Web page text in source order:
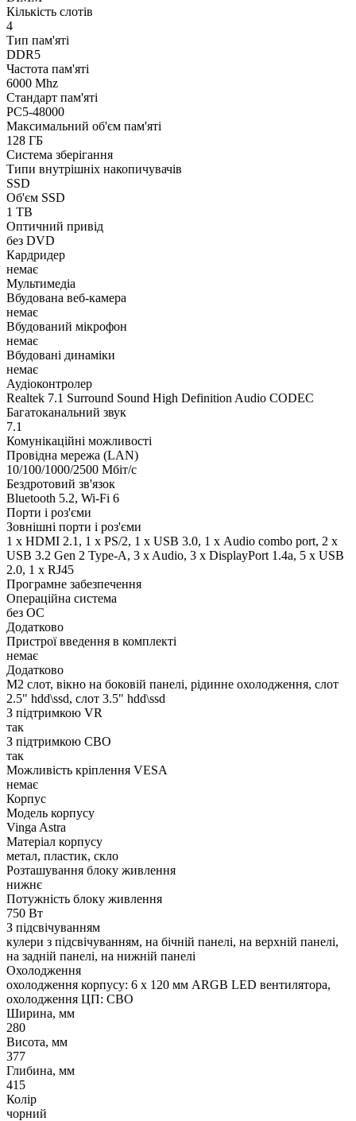
Кількість слотів
4
Тип пам'яті
DDR5
Частота пам'яті
6000 Mhz
Стандарт пам'яті
PC5-48000
Максимальний об'єм пам'яті
128 ГБ
Система зберігання
Типи внутрішніх накопичувачів
SSD
Об'єм SSD
1 TB
Оптичний привід
без DVD
Кардридер
немає
Мультимедіа
Вбудована веб-камера
немає
Вбудований мікрофон
немає
Вбудовані динаміки
немає
Аудіоконтролер
Realtek 7.1 Surround Sound High Definition Audio CODEC
Багатоканальний звук
7.1
Комунікаційні можливості
Провідна мережа (LAN)
10/100/1000/2500 Мбіт/с
Бездротовий зв'язок
Bluetooth 5.2, Wi-Fi 6
Порти і роз'єми
Зовнішні порти і роз'єми
1 x HDMI 2.1, 1 x PS/2, 1 x USB 3.0, 1 х Audio combo port, 2 x
USB 3.2 Gen 2 Type-A, 3 x Audio, 3 x DisplayPort 1.4a, 5 x USB
2.0, 1 x RJ45
Програмне забезпечення
Операційна система
без ОС
Додатково
Пристрої введення в комплекті
немає
Додатково
M2 слот, вікно на боковій панелі, рідинне охолодження, слот
2.5" hdd\ssd, слот 3.5" hdd\ssd
З підтримкою VR
так
З підтримкою СВО
так
Можливість кріплення VESA
немає
Корпус
Модель корпусу
Vinga Astra
Матеріал корпусу
метал, пластик, скло
Розташування блоку живлення
нижнє
Потужність блоку живлення
750 Вт
З підсвічуванням
кулери з підсвічуванням, на бічній панелі, на верхній панелі,
на задній панелі, на нижній панелі
Охолодження
охолодження корпусу: 6 x 120 мм ARGB LED вентилятора,
охолодження ЦП: СВО
Ширина, мм
280
Висота, мм
377
Глибина, мм
415
Колір
чорний